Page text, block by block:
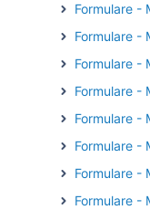
Formulare -
Formulare -
Formulare -
Formulare -
Formulare -
Formulare -
Formulare -
Formulare -